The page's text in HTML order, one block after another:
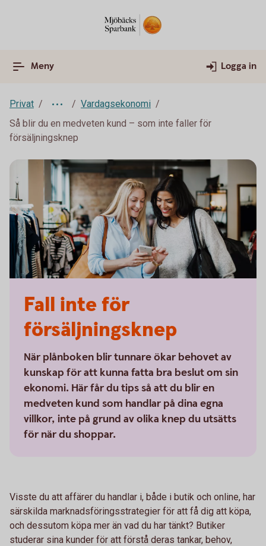
Meny Logga in
Privat
Vardagsekonomi
Så blir du en medveten kund – som inte faller för
försäljningsknep
Fall inte för
försäljningsknep
När plånboken blir tunnare ökar behovet av
kunskap för att kunna fatta bra beslut om sin
ekonomi. Här får du tips så att du blir en
medveten kund som handlar på dina egna
villkor, inte på grund av olika knep du utsätts
för när du shoppar.
Visste du att affärer du handlar i, både i butik och online, har
särskilda marknadsföringsstrategier för att få dig att köpa,
och dessutom köpa mer än vad du har tänkt? Butiker
studerar sina kunder för att förstå deras tankar, behov,